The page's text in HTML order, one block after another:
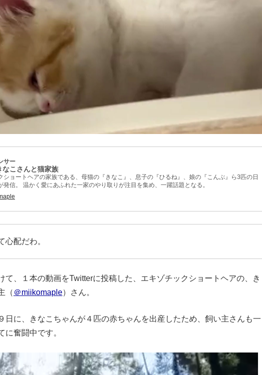
サー
なこさんと猫家族
ショートヘアの家族である、母猫の『きなこ』、息子の『ひるね』、娘の『こんぶ』ら3匹の日
発信。 温かく愛にあふれた一家のやり取りが注目を集め、一躍話題となる。
心配だわ。
て、１本の動画をTwitterに投稿した、エキゾチックショートヘアの、き
（ ＠miikomaple）さん。
日に、きなこちゃんが４匹の赤ちゃんを出産したため、飼い主さんも一
に奮闘中です。